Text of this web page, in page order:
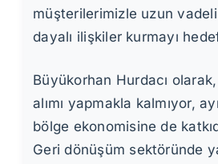
müşterilerimizle uzun
dayalı ilişkiler kurmayı
Büyükorhan Hurdacı
alımı yapmakla kalmıyor,
bölge ekonomisine de
Geri dönüşüm sektöründe